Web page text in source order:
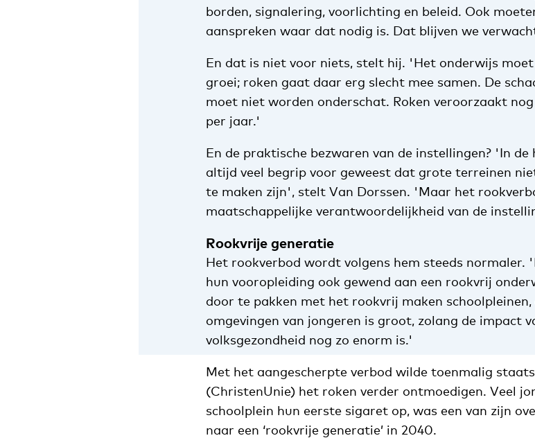
borden, signalering, voorlichting en beleid. Ook
aanspreken waar dat nodig is. Dat blijven we
En dat is niet voor niets, stelt hij. 'Het onderwijs
groei; roken gaat daar erg slecht mee samen. De
moet niet worden onderschat. Roken veroorzaakt
per jaar.'
En de praktische bezwaren van de instellingen? 'In
altijd veel begrip voor geweest dat grote terreinen
te maken zijn', stelt Van Dorssen. 'Maar het
maatschappelijke verantwoordelijkheid van de
Rookvrije generatie
Het rookverbod wordt volgens hem steeds normaler.
hun vooropleiding ook gewend aan een rookvrij
door te pakken met het rookvrij maken
omgevingen van jongeren is groot, zolang de impact
volksgezondheid nog zo enorm is.'
Met het aangescherpte verbod wilde toenmalig
(ChristenUnie) het roken verder ontmoedigen. Veel
schoolplein hun eerste sigaret op, was een van zijn
naar een ‘rookvrije generatie’ in 2040.